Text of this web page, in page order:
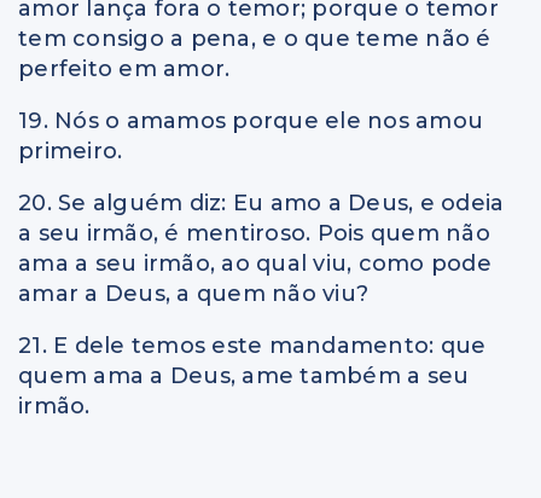
amor lança fora o temor; porque o temor
tem consigo a pena, e o que teme não é
perfeito em amor.
19. Nós o amamos porque ele nos amou
primeiro.
20. Se alguém diz: Eu amo a Deus, e odeia
a seu irmão, é mentiroso. Pois quem não
ama a seu irmão, ao qual viu, como pode
amar a Deus, a quem não viu?
21. E dele temos este mandamento: que
quem ama a Deus, ame também a seu
irmão.